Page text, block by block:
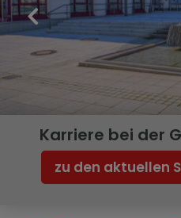
Hühnerhaltung
Karriere bei der
zu den aktuellen